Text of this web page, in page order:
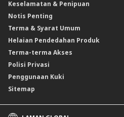
Skim Persaraan Swasta (PRS)
Clicks Trader
Instrumen Deposit Boleh Niaga
Unit Amanah Harga Berubah ASNB
Keselamatan & Penipuan
Notis Penting
Terma & Syarat Umum
Helaian Pendedahan Produk
Terma-terma Akses
Polisi Privasi
Penggunaan Kuki
Sitemap